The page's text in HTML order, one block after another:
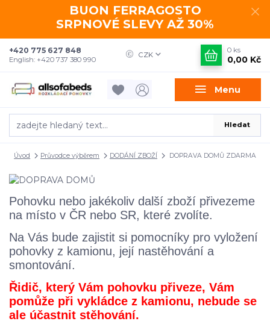
BUON FERRAGOSTO
SRPNOVÉ SLEVY AŽ 30%
Menu
CZK
Hledat
+420 775 627 848
English: +420 737 380 990
0 ks
0,00 Kč
Úvod Průvodce výběrem DODÁNÍ ZBOŽÍ DOPRAVA DOMŮ ZDARMA
Pohovku nebo jakékoliv další zboží přivezeme
na místo v ČR nebo SR, které zvolíte.
Na Vás bude zajistit si pomocníky pro vyložení
pohovky z kamionu, její nastěhování a
smontování.
Řidič, který Vám pohovku přiveze, Vám
pomůže při vykládce z kamionu, nebude se
ale účastnit stěhování.